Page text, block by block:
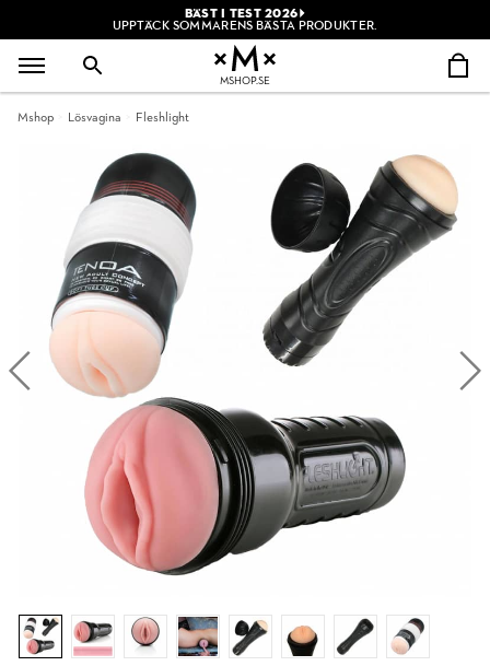
BÄST I TEST 2026
UPPTÄCK SOMMARENS BÄSTA PRODUKTER.
MSHOP.SE
Mshop Lösvagina Fleshlight